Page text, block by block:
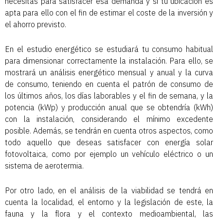
apta para ello con el fin de estimar el coste de la inversión y
el ahorro previsto.
En el estudio energético se estudiará tu consumo habitual
para dimensionar correctamente la instalación. Para ello, se
mostrará un análisis energético mensual y anual y la curva
de consumo, teniendo en cuenta el patrón de consumo de
los últimos años, los días laborables y el fin de semana, y la
potencia (kWp) y producción anual que se obtendría (kWh)
con la instalación, considerando el mínimo excedente
posible. Además, se tendrán en cuenta otros aspectos, como
todo aquello que deseas satisfacer con energía solar
fotovoltaica, como por ejemplo un vehículo eléctrico o un
sistema de aerotermia.
Por otro lado, en el análisis de la viabilidad se tendrá en
cuenta la localidad, el entorno y la legislación de este, la
fauna y la flora y el contexto medioambiental, las